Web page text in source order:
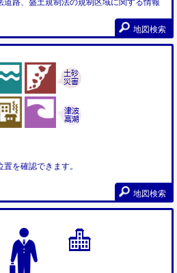
路、盛土規制法の規制区域に関する情報
地図検索
を確認できます。
地図検索